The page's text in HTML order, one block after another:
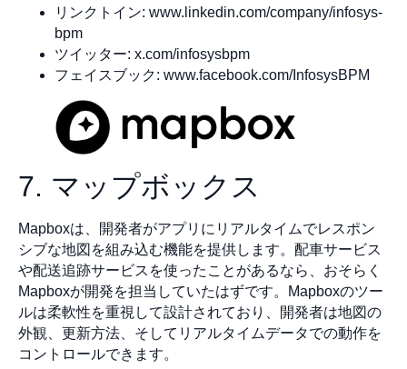
リンクトイン: www.linkedin.com/company/infosys-
bpm
ツイッター: x.com/infosysbpm
フェイスブック: www.facebook.com/InfosysBPM
7. マップボックス
Mapboxは、開発者がアプリにリアルタイムでレスポン
シブな地図を組み込む機能を提供します。配車サービス
や配送追跡サービスを使ったことがあるなら、おそらく
Mapboxが開発を担当していたはずです。Mapboxのツー
ルは柔軟性を重視して設計されており、開発者は地図の
外観、更新方法、そしてリアルタイムデータでの動作を
コントロールできます。